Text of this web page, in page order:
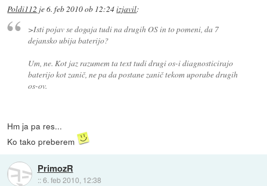
Poldi112 je6. feb 2010 ob 12:24izjavil:
>Isti pojav se dogaja tudi na drugih OS in to pomeni, da 7
dejansko ubija baterijo?
Um, ne. Kot jaz razumem ta text tudi drugi os-i diagnosticirajo
baterijo kot zanič, ne pa da postane zanič tekom uporabe drugih
os-ov.
Hm ja pa res...
Ko tako preberem
PrimozR
::6. feb 2010, 12:38